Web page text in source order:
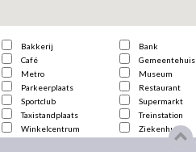
Bakkerij Bank
Café
Gemeentehuis
Metro
Museum
Parkeerplaats
Restaurant
Sportclub
Supermarkt
Taxistandplaats
Treinstation
Winkelcentrum
Ziekenhuis